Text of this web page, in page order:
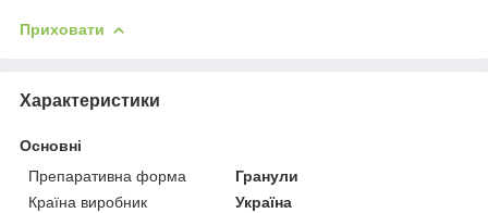
Приховати
Характеристики
Основні
Препаративна форма
Гранули
Країна виробник
Україна